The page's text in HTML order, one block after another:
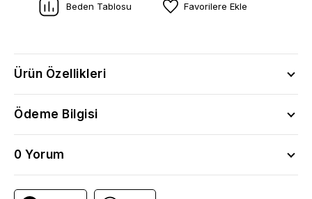
Beden Tablosu Favorilere Ekle
Ürün Özellikleri
Ödeme Bilgisi
0 Yorum